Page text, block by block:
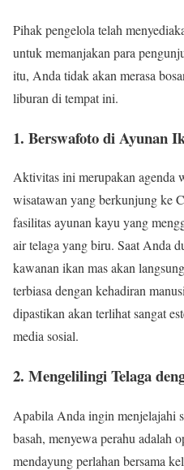
Pihak pengelola telah
untuk memanjakan para
itu, Anda tidak akan merasa
liburan di tempat ini.
1. Berswafoto di Ayunan
Aktivitas ini merupakan agenda
wisatawan yang berkunjung ke
fasilitas ayunan kayu yang
air telaga yang biru. Saat Anda
kawanan ikan mas akan
terbiasa dengan kehadiran
dipastikan akan terlihat sangat
media sosial.
2. Mengelilingi Telaga
Apabila Anda ingin menjelajahi
basah, menyewa perahu adalah
mendayung perlahan bersama